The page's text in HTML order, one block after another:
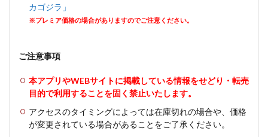
カゴジラ」
※プレミア価格の場合がありますのでご注意ください。
ご注意事項
本アプリやWEBサイトに掲載している情報をせどり・転売
目的で利用することを固く禁止いたします。
アクセスのタイミングによっては在庫切れの場合や、価格
が変更されている場合があることをご了承ください。